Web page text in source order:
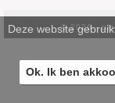
© 2026 -
Deze website
Ok. Ik ben